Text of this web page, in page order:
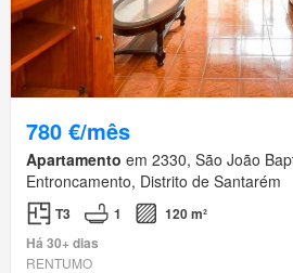
780 €/mês
Apartamento em 2330, São João
Entroncamento, Distrito de Santarém
T3 1
120 m²
Há 30+ dias
RENTUMO